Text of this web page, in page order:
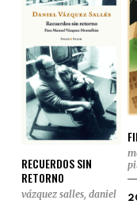
RECUERDOS SIN
RETORNO
vázquez salles, daniel